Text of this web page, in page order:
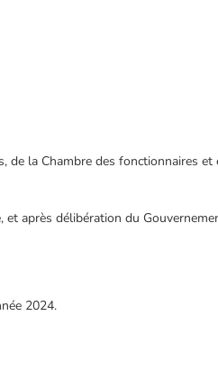
de la Chambre des fonctionnaires
après délibération du
2024.